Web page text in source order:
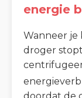
energie
Wanneer je
droger